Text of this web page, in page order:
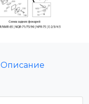
Описание